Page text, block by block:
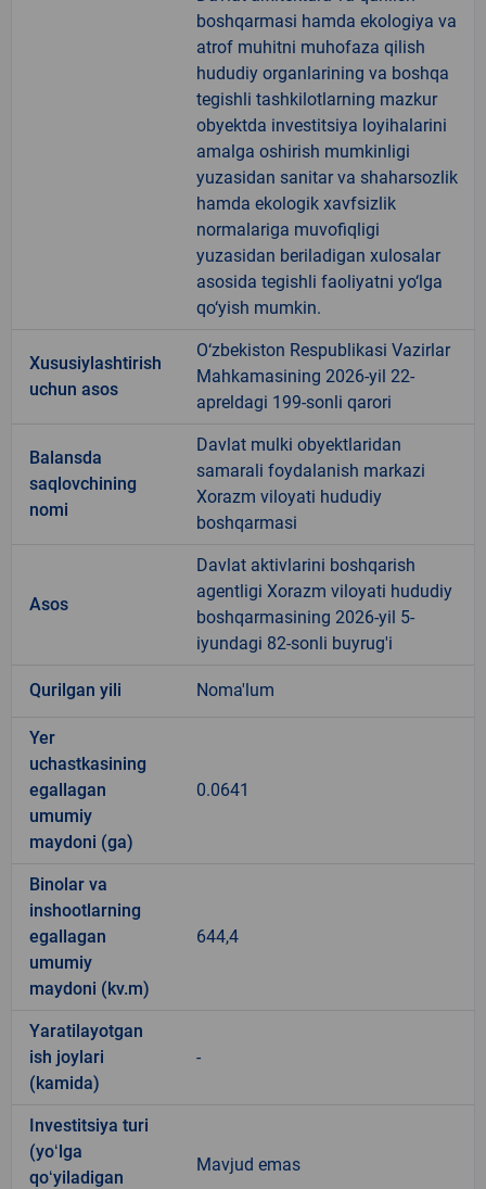
boshqarmasi hamda ekologiya va
atrof muhitni muhofaza qilish
hududiy organlarining va boshqa
tegishli tashkilotlarning mazkur
obyektda investitsiya loyihalarini
amalga oshirish mumkinligi
yuzasidan sanitar va shaharsozlik
hamda ekologik xavfsizlik
normalariga muvofiqligi
yuzasidan beriladigan xulosalar
asosida tegishli faoliyatni yo‘lga
qo‘yish mumkin.
Xususiylashtirish
uchun asos
O‘zbekiston Respublikasi Vazirlar
Mahkamasining 2026-yil 22-
apreldagi 199-sonli qarori
Balansda
saqlovchining
nomi
Davlat mulki obyektlaridan
samarali foydalanish markazi
Xorazm viloyati hududiy
boshqarmasi
Asos
Davlat aktivlarini boshqarish
agentligi Xorazm viloyati hududiy
boshqarmasining 2026-yil 5-
iyundagi 82-sonli buyrug'i
Qurilgan yili Noma'lum
Yer
uchastkasining
egallagan
umumiy
maydoni (ga)
0.0641
Binolar va
inshootlarning
egallagan
umumiy
maydoni (kv.m)
644,4
Yaratilayotgan
ish joylari
(kamida)
-
Investitsiya turi
(yoʻlga
qoʻyiladigan
Mavjud emas